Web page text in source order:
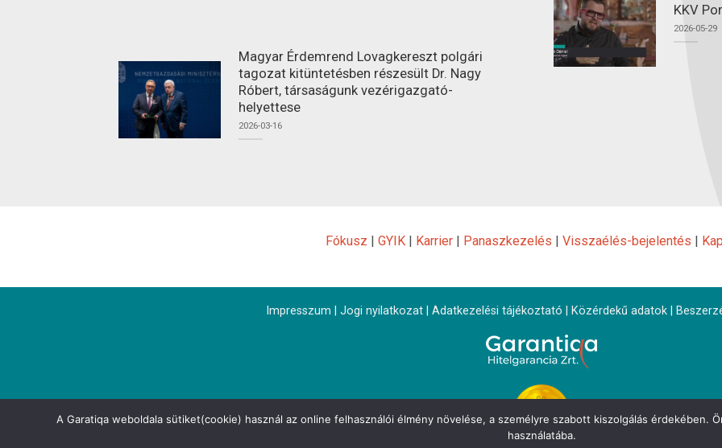
Magyar Érdemrend Lovagkereszt polgári
tagozat kitüntetésben részesült Dr. Nagy
Róbert, társaságunk vezérigazgató-
helyettese
2026-03-16
KKV
2026-05-29
Fókusz GYIK| Karrier| Panaszkezelés Visszaélés-bejelentés
Impresszum Jogi nyilatkozat| Adatkezelési tájékoztató Közérdekű adatok|
A Garatiqa weboldala sütiket(cookie) használ az online felhasználói élmény növelése, a személyre szabott kiszolgálás érdekében.
használatába.